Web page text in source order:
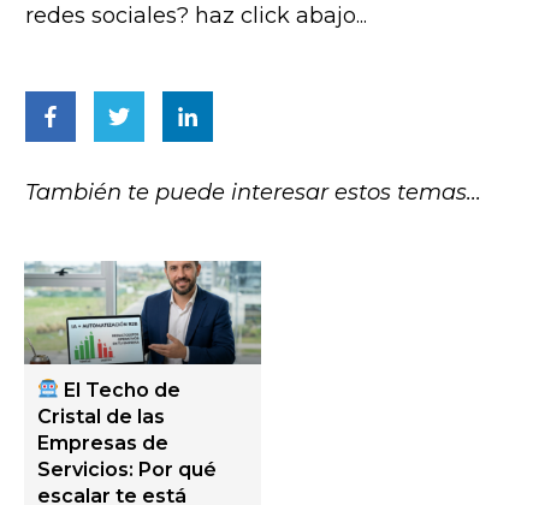
redes sociales? haz click abajo...
También te puede interesar estos temas...
El Techo de
Cristal de las
Empresas de
Servicios: Por qué
escalar te está